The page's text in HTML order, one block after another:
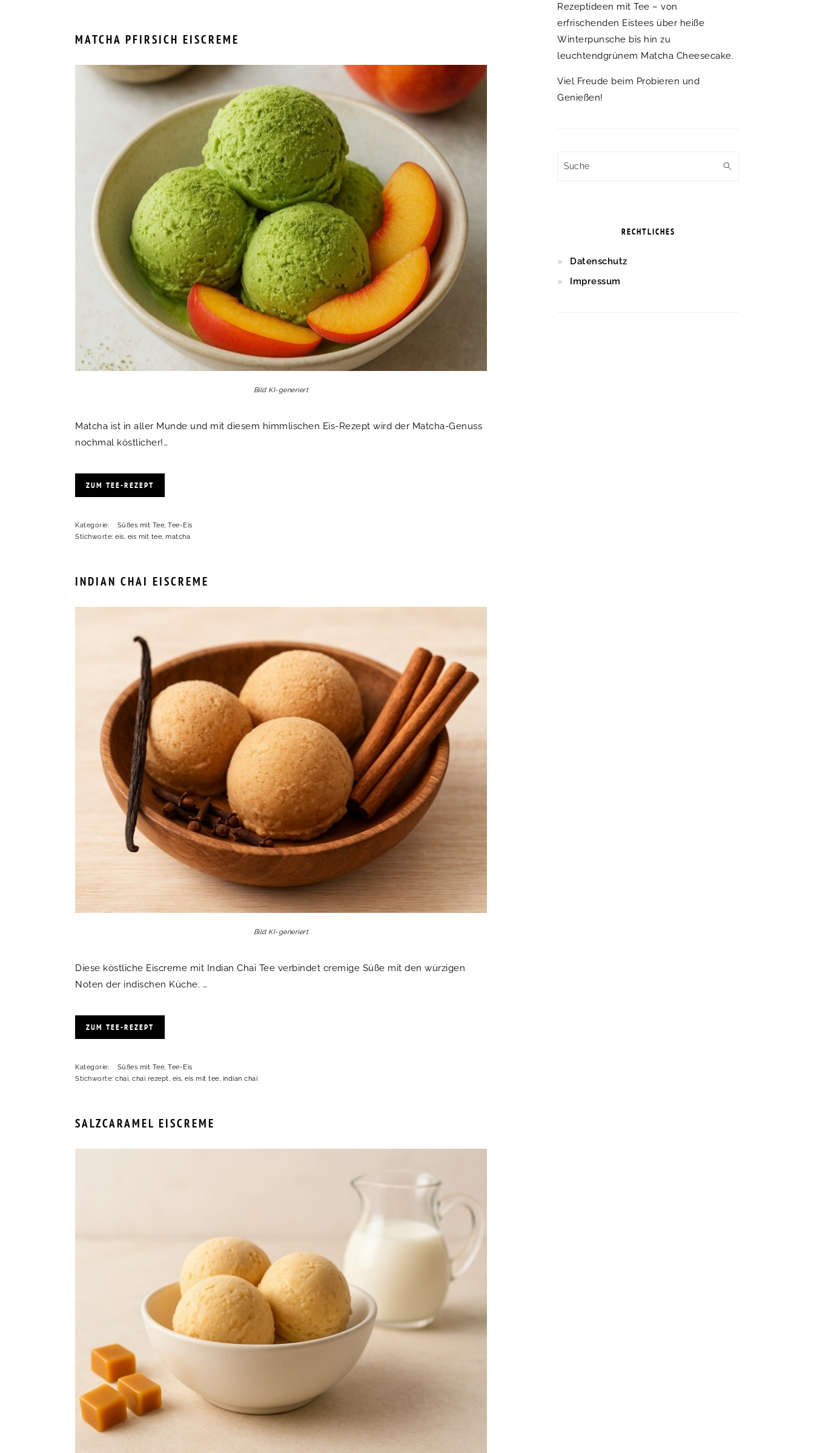
MATCHA PFIRSICH EISCREME
Bild KI-generiert
Matcha ist in aller Munde und mit diesem himmlischen Eis-Rezept wird der Matcha-Genuss
nochmal köstlicher!…
ZUM TEE-REZEPT
Kategorie: Süßes mit Tee, Tee-Eis
Stichworte: eis, eis mit tee, matcha
INDIAN CHAI EISCREME
Bild KI-generiert
Diese köstliche Eiscreme mit Indian Chai Tee verbindet cremige Süße mit den würzigen
Noten der indischen Küche. …
ZUM TEE-REZEPT
Kategorie: Süßes mit Tee, Tee-Eis
Stichworte: chai, chai rezept, eis, eis mit tee, indian chai
SALZCARAMEL EISCREME
Rezeptideen mit Tee – von
erfrischenden Eistees über heiße
Winterpunsche bis hin zu
leuchtendgrünem Matcha Cheesecake.
Viel Freude beim Probieren und
Genießen!
Suche
RECHTLICHES
Datenschutz
Impressum